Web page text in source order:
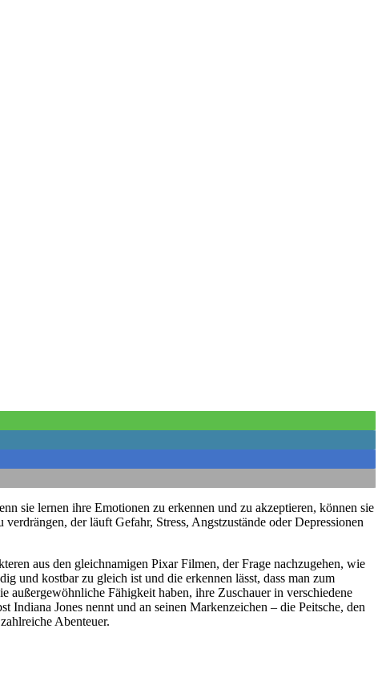
sie lernen ihre Emotionen zu erkennen und zu akzeptieren, können sie
der läuft Gefahr, Stress, Angstzustände oder Depressionen
aus den gleichnamigen Pixar Filmen, der Frage nachzugehen, wie
und kostbar zu gleich ist und die erkennen lässt, dass man zum
außergewöhnliche Fähigkeit haben, ihre Zuschauer in verschiedene
Jones nennt und an seinen Markenzeichen – die Peitsche, den
Abenteuer.